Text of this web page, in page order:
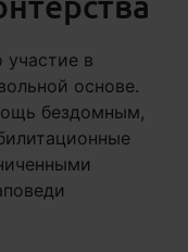
участие в
основе.
бездомным,